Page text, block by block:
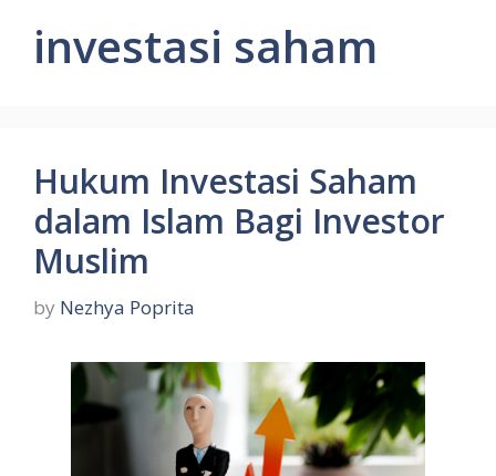
investasi saham
Hukum Investasi Saham
dalam Islam Bagi Investor
Muslim
by Nezhya Poprita